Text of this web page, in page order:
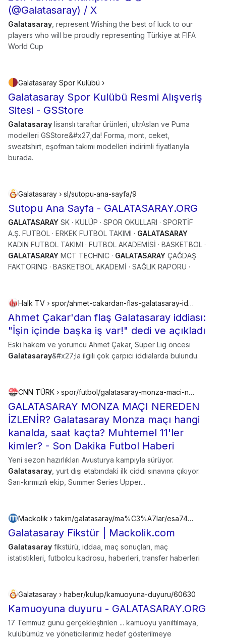
(@Galatasaray) / X
Galatasaray , represent Wishing the best of luck to our
players who will be proudly representing Türkiye at FIFA
World Cup
Galatasaray Spor Kulübü ›
Galatasaray Spor Kulübü Resmi Alışveriş
Sitesi - GSStore
Galatasaray lisanslı taraftar ürünleri, ultrAslan ve Puma
modelleri GSStore&#x27;da! Forma, mont, ceket,
sweatshirt, eşofman takımı modelleri indirimli fiyatlarıyla
burada.
Galatasaray › sl/sutopu-ana-sayfa/9
Sutopu Ana Sayfa - GALATASARAY.ORG
GALATASARAY SK · KULÜP · SPOR OKULLARI · SPORTİF
A.Ş. FUTBOL · ERKEK FUTBOL TAKIMI · GALATASARAY
KADIN FUTBOL TAKIMI · FUTBOL AKADEMİSİ · BASKETBOL ·
GALATASARAY MCT TECHNIC · GALATASARAY ÇAĞDAŞ
FAKTORING · BASKETBOL AKADEMİ · SAĞLIK RAPORU ·
Halk TV › spor/ahmet-cakardan-flas-galatasaray-iddiasi-isin-icinde-baska-is-var-dedi-ve-acikladi-1046236h
Ahmet Çakar'dan flaş Galatasaray iddiası:
"İşin içinde başka iş var!" dedi ve açıkladı
Eski hakem ve yorumcu Ahmet Çakar, Süper Lig öncesi
Galatasaray&#x27;la ilgili çok çarpıcı iddialarda bulundu.
CNN TÜRK › spor/futbol/galatasaray-monza-maci-nereden-izlenir-galatasaray-monza-maci-hangi-kanalda-saat-kacta-muhtemel-11ler-kimler-3446415
GALATASARAY MONZA MAÇI NEREDEN
İZLENİR? Galatasaray Monza maçı hangi
kanalda, saat kaçta? Muhtemel 11'ler
kimler? - Son Dakika Futbol Haberi
Yeni sezon hazırlıkları Avusturya kampıyla sürüyor.
Galatasaray , yurt dışı etabındaki ilk ciddi sınavına çıkıyor.
Sarı-kırmızılı ekip, Summer Series Upper...
Mackolik › takim/galatasaray/ma%C3%A7lar/esa748l653sss1wurz5ps3228
Galatasaray Fikstür | Mackolik.com
Galatasaray fikstürü, iddaa, maç sonuçları, maç
istatistikleri, futbolcu kadrosu, haberleri, transfer haberleri
Galatasaray › haber/kulup/kamuoyuna-duyuru/60630
Kamuoyuna duyuru - GALATASARAY.ORG
17 Temmuz günü gerçekleştirilen ... kamuoyu yanıltılmaya,
kulübümüz ve yöneticilerimiz hedef gösterilmeye